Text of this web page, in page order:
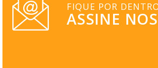
MEDICAMENTOS
FIQUE POR
ASSINE